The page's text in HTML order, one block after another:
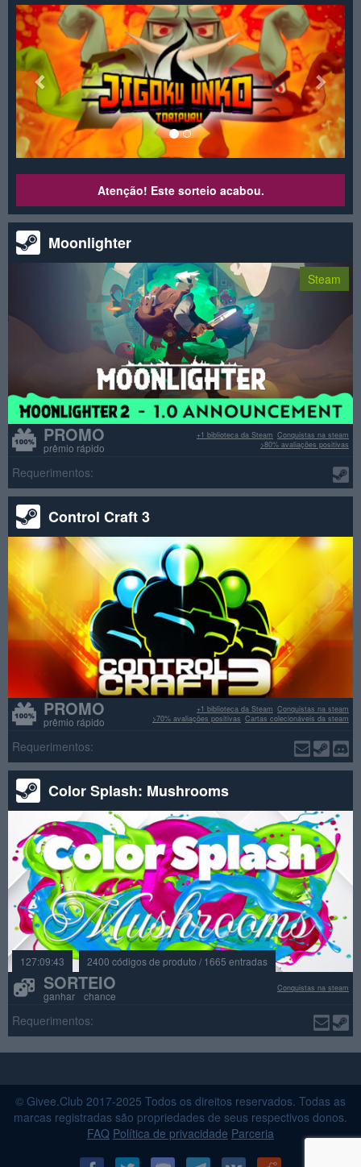
< >
Atenção! Este sorteio acabou.
Moonlighter
Steam
PROMO
prêmio rápido
Conquistas na steam
+1 biblioteca da Steam
>80% avaliações positivas
Requerimentos:
Control Craft 3
PROMO
prêmio rápido
Conquistas na steam
+1 biblioteca da Steam
Cartas colecionáveis da steam
>70% avaliações positivas
Requerimentos:
Color Splash: Mushrooms
127:09:43 2400 códigos de produto / 1665 entradas
SORTEIO
ganhar chance
Conquistas na steam
Requerimentos:
© Givee.Club 2017-2025 Todos os direitos reservados. Todas as
marcas registradas são propriedades de seus respectivos donos.
FAQ Política de privacidade Parceria